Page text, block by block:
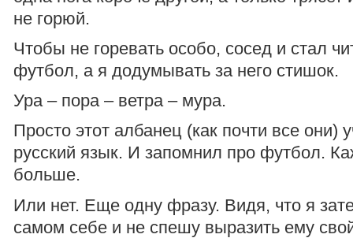
не горюй.
Чтобы не горевать особо, сосед и стал
футбол, а я додумывать за него стишок.
Ура – пора – ветра – мура.
Просто этот албанец (как почти все они)
русский язык. И запомнил про футбол.
больше.
Или нет. Еще одну фразу. Видя, что я
самом себе и не спешу выразить ему